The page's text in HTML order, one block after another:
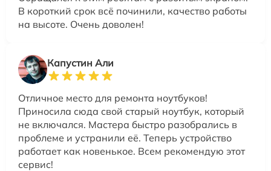
В короткий срок всё починили, качество работы
на высоте. Очень доволен!
Капустин Али
Отличное место для ремонта ноутбуков!
Приносила сюда свой старый ноутбук, который
не включался. Мастера быстро разобрались в
проблеме и устранили её. Теперь устройство
работает как новенькое. Всем рекомендую этот
сервис!